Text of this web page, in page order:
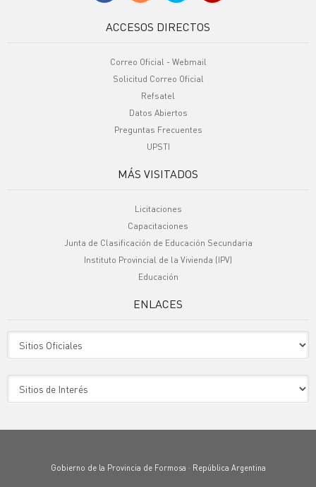
ACCESOS DIRECTOS
Correo Oficial - Webmail
Solicitud Correo Oficial
Refsatel
Datos Abiertos
Preguntas Frecuentes
UPSTI
MÁS VISITADOS
Licitaciones
Capacitaciones
Junta de Clasificación de Educación Secundaria
Instituto Provincial de la Vivienda (IPV)
Educación
ENLACES
Gobierno de la Provincia de Formosa · República Argentina